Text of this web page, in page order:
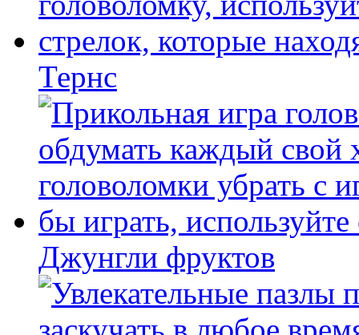
Тернс
Джунгли фруктов